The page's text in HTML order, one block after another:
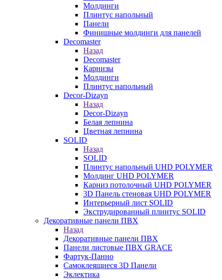
Молдинги
Плинтус напольный
Панели
Финишные молдинги для панелей
Decomaster
Назад
Decomaster
Карнизы
Молдинги
Плинтус напольный
Decor-Dizayn
Назад
Decor-Dizayn
Белая лепнина
Цветная лепнина
SOLID
Назад
SOLID
Плинтус напольный UHD POLYMER
Молдинг UHD POLYMER
Карниз потолочный UHD POLYMER
3D Панель стеновая UHD POLYMER
Интерьерный лист SOLID
Экструдированный плинтус SOLID
Декоративные панели ПВХ
Назад
Декоративные панели ПВХ
Панели листовые ПВХ GRACE
Фартук-Панно
Самоклеящиеся 3D Панели
Эклектика